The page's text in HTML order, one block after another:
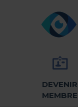
RETOUR
DEVENIR
MEMBRE